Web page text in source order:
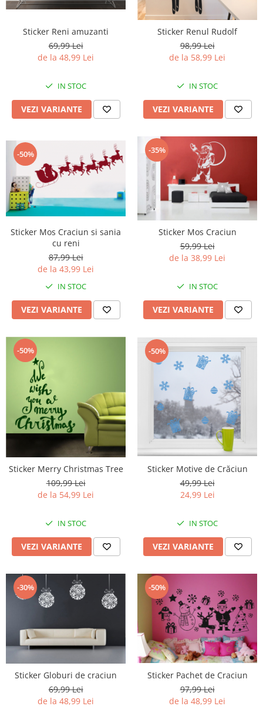
Stickere Auto
Alte desene
Baby on board
Florale
Pachete
Pentru femei
Stickere pereche
Stickere imprimate
Copii
Stickere cu efect 3D
Stickere PVC
Stickere tip tablou
Sticker Reni amuzanti
69,99 Lei
de la 48,99 Lei
IN STOC
VEZI VARIANTE
Sticker Renul Rudolf
98,99 Lei
de la 58,99 Lei
IN STOC
VEZI VARIANTE
-50%
Sticker Mos Craciun si sania
cu reni
87,99 Lei
de la 43,99 Lei
IN STOC
VEZI VARIANTE
-35%
Sticker Mos Craciun
59,99 Lei
de la 38,99 Lei
IN STOC
VEZI VARIANTE
-50%
Sticker Merry Christmas Tree
109,99 Lei
de la 54,99 Lei
IN STOC
VEZI VARIANTE
-50%
Sticker Motive de Crăciun
49,99 Lei
24,99 Lei
IN STOC
VEZI VARIANTE
-30%
Sticker Globuri de craciun
69,99 Lei
de la 48,99 Lei
-50%
Sticker Pachet de Craciun
97,99 Lei
de la 48,99 Lei